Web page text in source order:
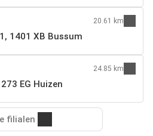
1401 XB Bussum
20.61 km
EG Huizen
24.85 km
filialen